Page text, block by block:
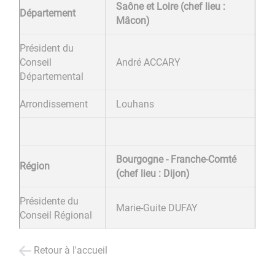
Département
Saône et Loire (chef lieu :
Mâcon)
Président du
Conseil
Départemental
André ACCARY
Arrondissement Louhans
Région
Bourgogne - Franche-Comté
(chef lieu : Dijon)
Présidente du
Conseil Régional
Marie-Guite DUFAY
Retour à l'accueil